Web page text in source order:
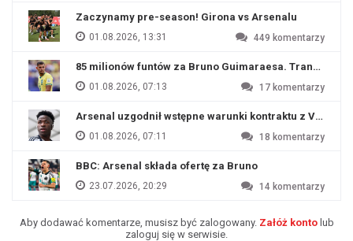
Zaczynamy pre-season! Girona vs Arsenalu
01.08.2026, 13:31 449 komentarzy
85 milionów funtów za Bruno Guimaraesa. Transfer
01.08.2026, 07:13 17 komentarzy
Arsenal uzgodnił wstępne warunki kontraktu z
01.08.2026, 07:11 18 komentarzy
BBC: Arsenal składa ofertę za Bruno
23.07.2026, 20:29 14 komentarzy
Aby dodawać komentarze, musisz być zalogowany. Załóż kontolub
zaloguj się w serwisie.